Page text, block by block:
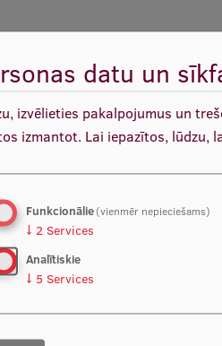
jau bijis ievēlēts divas reizes)
līdzdarboties pētnieciskā darbā
datu un
izvēlieties pakalpojumus un
izmantot. Lai iepazītos, lūdzu,
Funkcionālie(vienmēr nepieciešams)
↓ 2 Services
Analītiskie
↓ 5 Services